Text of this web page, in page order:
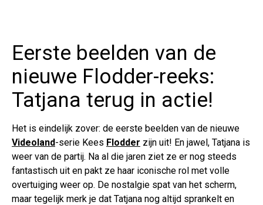
Eerste beelden van de
nieuwe Flodder-reeks:
Tatjana terug in actie!
Het is eindelijk zover: de eerste beelden van de nieuwe
Videoland-serie Kees Flodder zijn uit! En jawel, Tatjana is
weer van de partij. Na al die jaren ziet ze er nog steeds
fantastisch uit en pakt ze haar iconische rol met volle
overtuiging weer op. De nostalgie spat van het scherm,
maar tegelijk merk je dat Tatjana nog altijd sprankelt en